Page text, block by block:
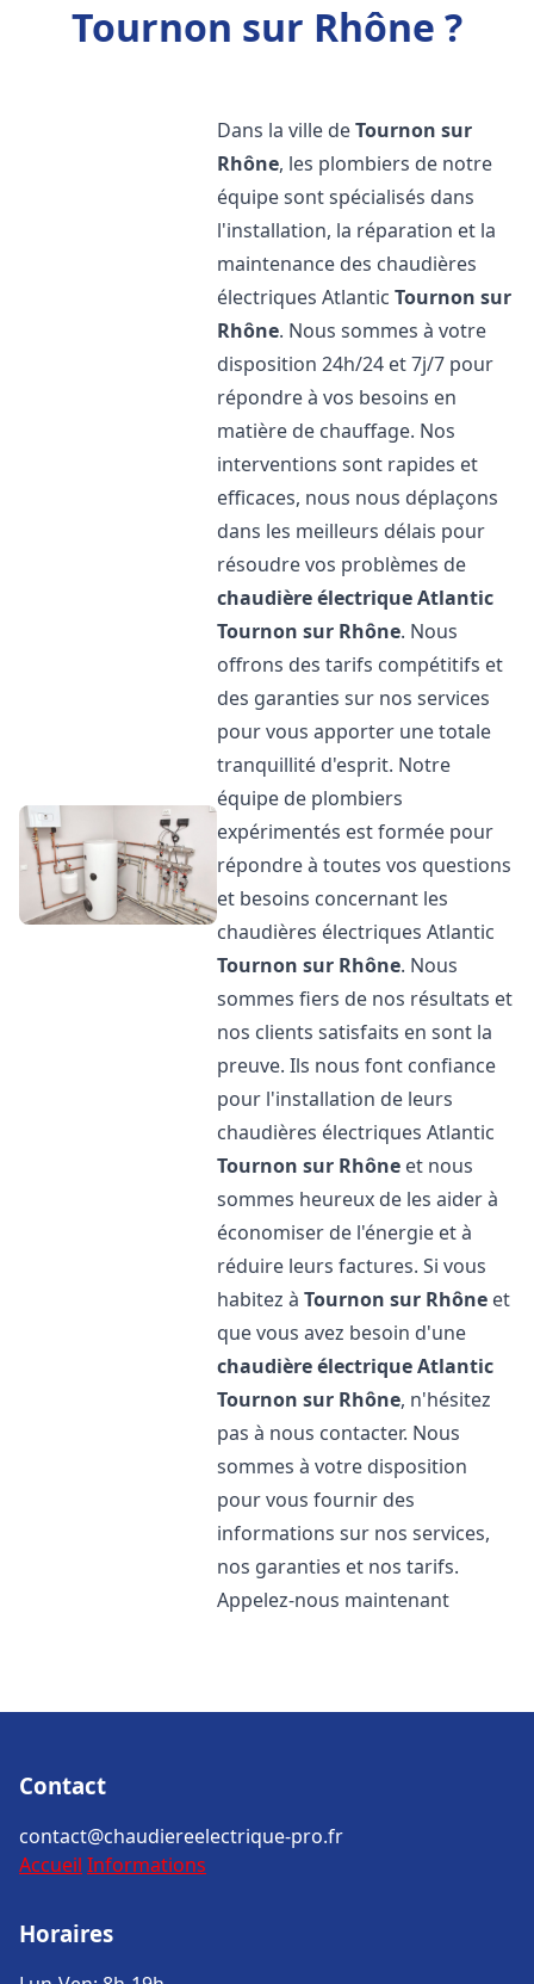
Tournon sur Rhône ?
Dans la ville deTournon sur
Rhône, les plombiers de notre
équipe sont spécialisés dans
l'installation, la réparation et la
maintenance des chaudières
électriques AtlanticTournon sur
Rhône. Nous sommes à votre
disposition 24h/24 et 7j/7 pour
répondre à vos besoins en
matière de chauffage. Nos
interventions sont rapides et
efficaces, nous nous déplaçons
dans les meilleurs délais pour
résoudre vos problèmes de
chaudière électrique Atlantic
Tournon sur Rhône. Nous
offrons des tarifs compétitifs et
des garanties sur nos services
pour vous apporter une totale
tranquillité d'esprit. Notre
équipe de plombiers
expérimentés est formée pour
répondre à toutes vos questions
et besoins concernant les
chaudières électriques Atlantic
Tournon sur Rhône. Nous
sommes fiers de nos résultats et
nos clients satisfaits en sont la
preuve. Ils nous font confiance
pour l'installation de leurs
chaudières électriques Atlantic
Tournon sur Rhône et nous
sommes heureux de les aider à
économiser de l'énergie et à
réduire leurs factures. Si vous
habitez àTournon sur Rhône et
que vous avez besoin d'une
chaudière électrique Atlantic
Tournon sur Rhône, n'hésitez
pas à nous contacter. Nous
sommes à votre disposition
pour vous fournir des
informations sur nos services,
nos garanties et nos tarifs.
Appelez-nous maintenant
Contact
contact@chaudiereelectrique-pro.fr
Accueil Informations
Horaires